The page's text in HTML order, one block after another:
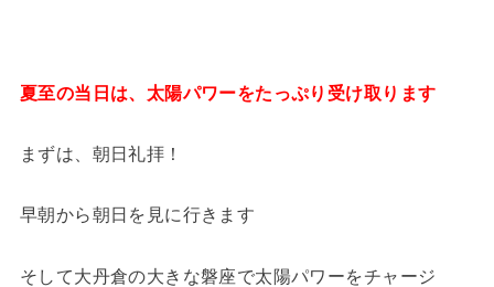
夏至の当日は、太陽パワーをたっぷり受け取ります
まずは、朝日礼拝！
早朝から朝日を見に行きます
そして大丹倉の大きな磐座で太陽パワーをチャージ